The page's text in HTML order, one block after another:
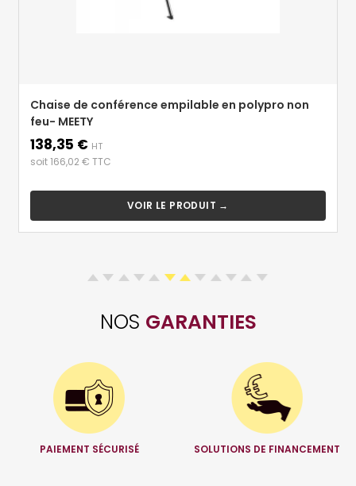
Chaise de conférence empilable en polypro non
feu- MEETY
Prix
138,35 € HT
soit 166,02 € TTC
VOIR LE PRODUIT →
NOS GARANTIES
PAIEMENT SÉCURISÉ SOLUTIONS DE FINANCEMENT